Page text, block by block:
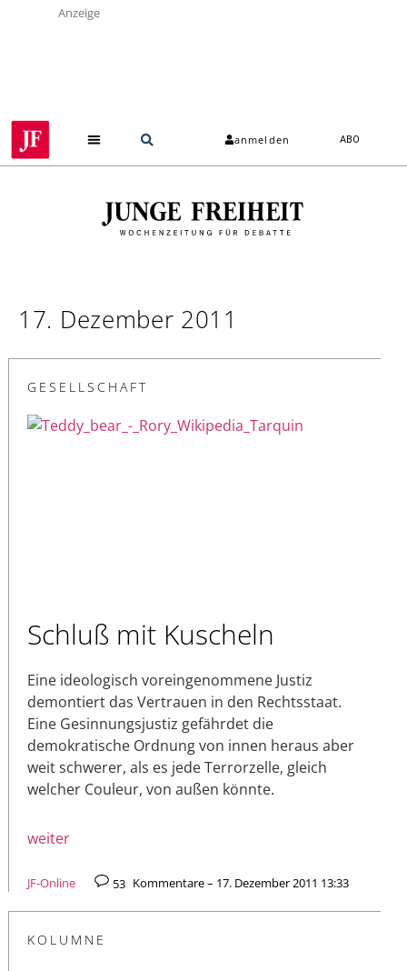
Anzeige
anmelden ABO
17. Dezember 2011
GESELLSCHAFT
Schluß mit Kuscheln
Eine ideologisch voreingenommene Justiz
demontiert das Vertrauen in den Rechtsstaat.
Eine Gesinnungsjustiz gefährdet die
demokratische Ordnung von innen heraus aber
weit schwerer, als es jede Terrorzelle, gleich
welcher Couleur, von außen könnte.
weiter
JF-Online 53 Kommentare – 17. Dezember 2011 13:33
KOLUMNE